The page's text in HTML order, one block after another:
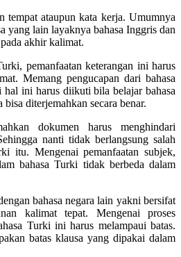
tempat ataupun kata kerja. Umumnya
yang lain layaknya bahasa Inggris dan
akhir kalimat.
pemanfaatan keterangan ini harus
Memang pengucapan dari bahasa
ini harus diikuti bila belajar bahasa
diterjemahkan secara benar.
dokumen harus menghindari
nanti tidak berlangsung salah
itu. Mengenai pemanfaatan subjek,
bahasa Turki tidak berbeda dalam
bahasa negara lain yakni bersifat
kalimat tepat. Mengenai proses
Turki ini harus melampaui batas.
batas klausa yang dipakai dalam